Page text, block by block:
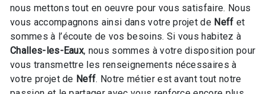
nous mettons tout en oeuvre pour vous satisfaire. Nous
vous accompagnons ainsi dans votre projet de Neff et
sommes à l’écoute de vos besoins. Si vous habitez à
Challes-les-Eaux, nous sommes à votre disposition pour
vous transmettre les renseignements nécessaires à
votre projet de Neff. Notre métier est avant tout notre